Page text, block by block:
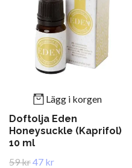
Lägg i korgen
Doftolja Eden
Honeysuckle (Kaprifol)
10 ml
59 kr47 kr